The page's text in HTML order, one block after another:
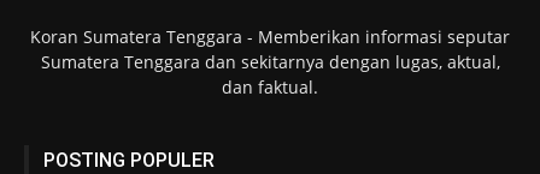
Koran Sumatera Tenggara - Memberikan informasi seputar
Sumatera Tenggara dan sekitarnya dengan lugas, aktual,
dan faktual.
POSTING POPULER